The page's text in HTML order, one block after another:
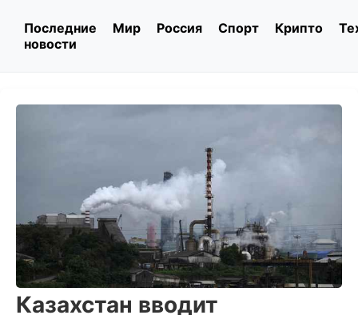
Последние
новости
Мир Россия Спорт Крипто
Казахстан вводит